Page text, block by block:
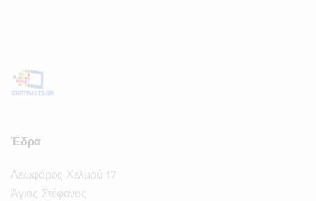
Έδρα
Λεωφόρος Χελμού 17
Άγιος Στέφανος